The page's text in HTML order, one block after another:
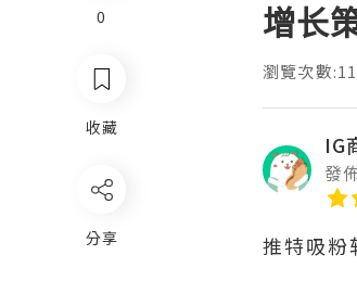
增长
瀏覽次數
IG
發
推特吸粉
0
收藏
分享